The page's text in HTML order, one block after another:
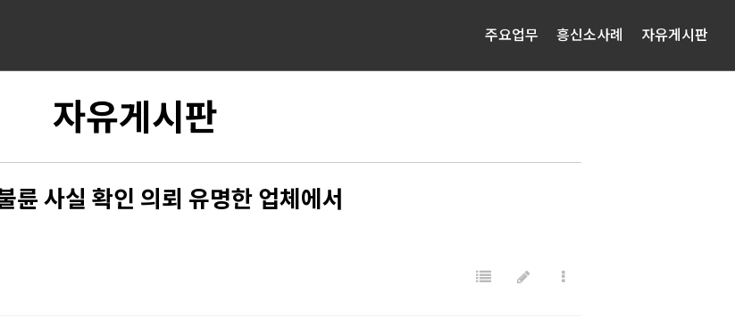
주요업무 흥신소사례 자유게시판
자유게시판
륜 사실 확인 의뢰 유명한 업체에서